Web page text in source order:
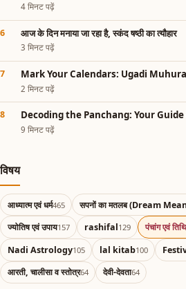
4 मिनट पढ़ें
आज के दिन मनाया जा रहा है, स्कंद षष्ठी का त्यौहार
3 मिनट पढ़ें
Mark Your Calendars: Ugadi
2 मिनट पढ़ें
Decoding the Panchang: Your
9 मिनट पढ़ें
विषय
आध्यात्म एवं धर्म465 सपनों का मतलब (Dream
ज्योतिष एवं उपाय157 rashifal129 पंचांग एवं तिथि
Nadi Astrology105 lal kitab100
आरती, चालीसा व स्तोत्र64 देवी-देवता64